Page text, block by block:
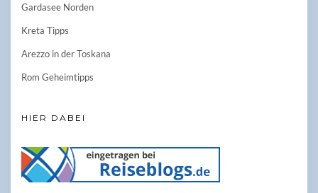
Gardasee Norden
Kreta Tipps
Arezzo in der Toskana
Rom Geheimtipps
HIER DABEI